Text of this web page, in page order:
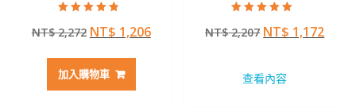
4.50
滿分 5
NT$2,272 原
價
格：
NT$ 1,206目
加入購物車
5.00
滿分 5
NT$2,207 原
格：
NT$ 1,172目
查看內容